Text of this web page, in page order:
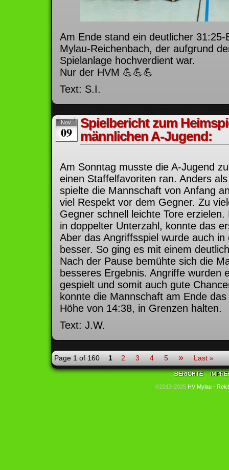
Am Ende stand ein deutlicher
Mylau-Reichenbach, der aufgrund
Spielanlage hochverdient war.
Nur der HVM 💪💪💪
Text: S.I.
Nov.
09
Spielbericht zum
männlichen A-Jugend:
Am Sonntag musste die A-Jugend
einen Staffelfavoriten ran. Anders
spielte die Mannschaft von Anfang
viel Respekt vor dem Gegner. Zu
Gegner schnell leichte Tore
in doppelter Unterzahl, konnte das
Aber das Angriffsspiel wurde auch
besser. So ging es mit einem
Nach der Pause bemühte sich die
besseres Ergebnis. Angriffe wurden
gespielt und somit auch gute
konnte die Mannschaft am Ende
Höhe von 14:38, in Grenzen halten.
Text: J.W.
Page 1 of 160 1 2 3 4 5 » Last »
BERICHTE
©2013-2025 HV Mylau -